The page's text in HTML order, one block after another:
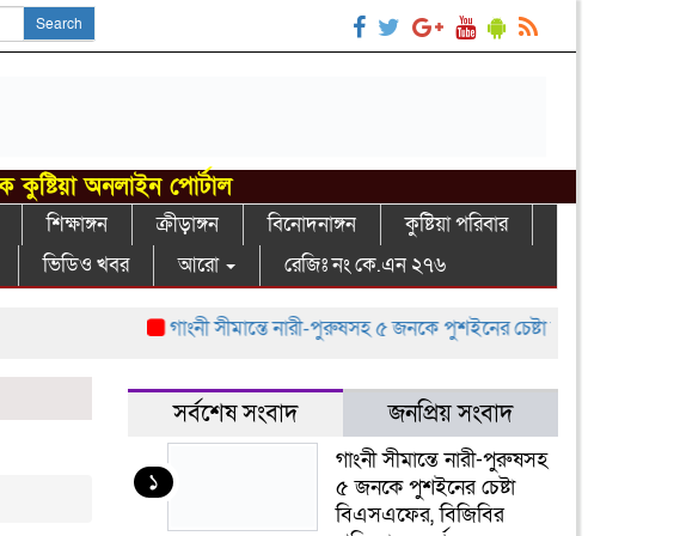
Search
কুষ্টিয়া অনলাইন পোর্টাল
শিক্ষাঙ্গন ক্রীড়াঙ্গন বিনোদনাঙ্গন
কুষ্টিয়া পরিবার
ভিডিও খবর আরো রেজিঃ নং কে.এন ২৭৬
গাংনী সীমান্তে নারী-পুরুষসহ ৫ জনকে পুশইনের চেষ্টা বিএসএফের, বিজিবির
সর্বশেষ সংবাদ জনপ্রিয় সংবাদ
১
গাংনী সীমান্তে নারী-পুরুষসহ
৫ জনকে পুশইনের চেষ্টা
বিএসএফের, বিজিবির